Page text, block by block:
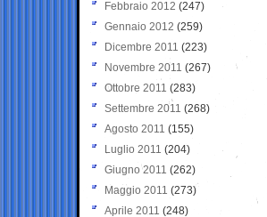
Febbraio 2012 (247)
Gennaio 2012 (259)
Dicembre 2011 (223)
Novembre 2011 (267)
Ottobre 2011 (283)
Settembre 2011 (268)
Agosto 2011 (155)
Luglio 2011 (204)
Giugno 2011 (262)
Maggio 2011 (273)
Aprile 2011 (248)